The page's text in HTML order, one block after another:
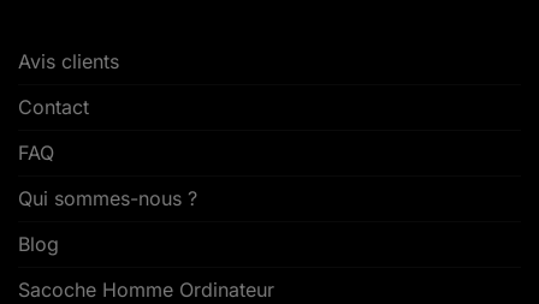
Avis clients
Contact
FAQ
Qui sommes-nous ?
Blog
Sacoche Homme Ordinateur